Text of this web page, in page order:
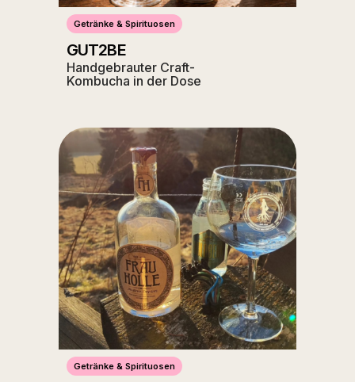
Getränke & Spirituosen
GUT2BE
Handgebrauter Craft-
Kombucha in der Dose
Getränke & Spirituosen